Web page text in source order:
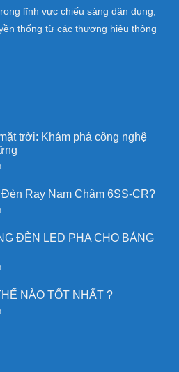
lĩnh vực chiếu sáng dân dụng,
thống từ các thương hiệu thông
trời: Khám phá công nghệ
ở
năng
mặt
Khám
nghệ
sáng
Ray Nam Châm 6SS-CR?
ở
sao
Đèn
Nam
6SS-
ĐÈN LED PHA CHO BẢNG
ở
NÊN
DỤNG
NÀO TỐT NHẤT ?
ở